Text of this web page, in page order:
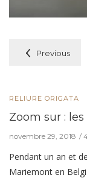
Previous
RELIURE ORIGATA
Zoom sur :
novembre 29, 2018
Pendant un an et
Mariemont en